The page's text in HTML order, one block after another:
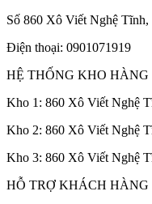
Số 860 Xô Viết Nghệ
Điện thoại: 0901071919
HỆ THỐNG KHO HÀNG
Kho 1: 860 Xô Viết Nghệ
Kho 2: 860 Xô Viết Nghệ
Kho 3: 860 Xô Viết Nghệ
HỖ TRỢ KHÁCH HÀNG